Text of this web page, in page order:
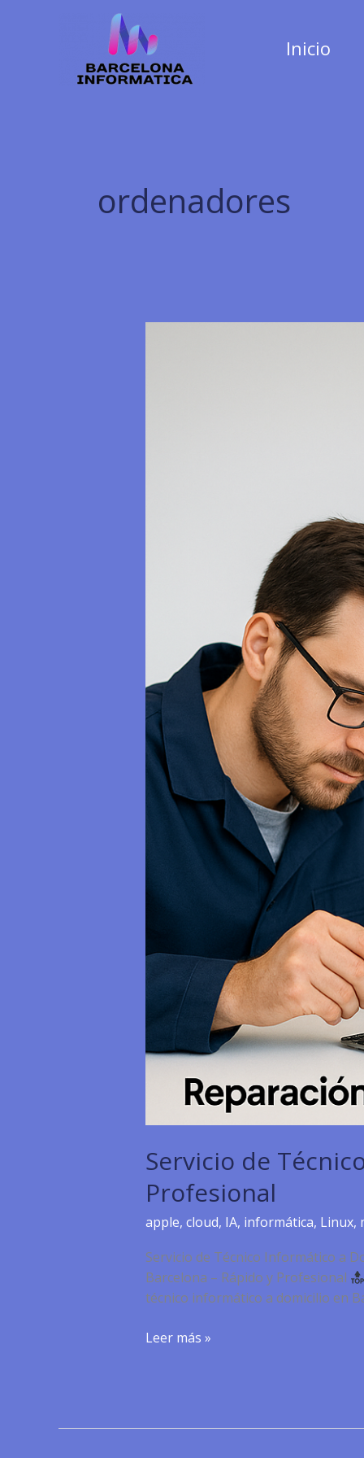
Inicio
ordenadores
Servicio de
Profesional
apple, cloud, IA, informática, Linux,
Servicio de Técnico Informático a
Barcelona – Rápido y Profesional
técnico informático a domicilio en
Servicio
Leer más »